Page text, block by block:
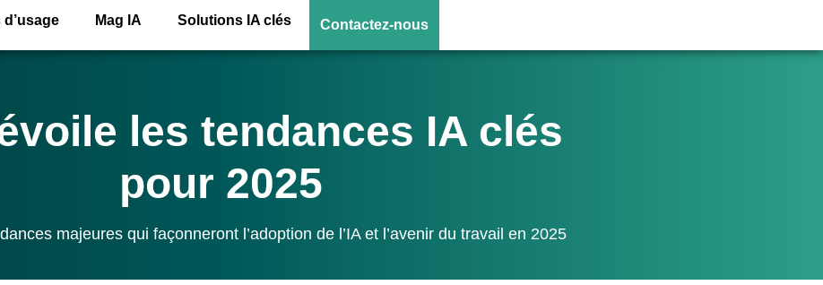
d’usage Mag IA Solutions IA clés Contactez-nous
les tendances IA clés
pour 2025
majeures qui façonneront l’adoption de l’IA et l’avenir du travail en 2025